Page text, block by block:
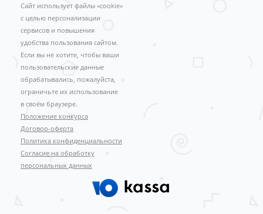
Сайт использует файлы «cookie»
с целью персонализации
сервисов и повышения
удобства пользования сайтом.
Если вы не хотите, чтобы ваши
пользовательские данные
обрабатывались, пожалуйста,
ограничьте их использование
в своём браузере.
Положение конкурса
Договор-оферта
Политика конфиденциальности
Согласие на обработку
персональных данных